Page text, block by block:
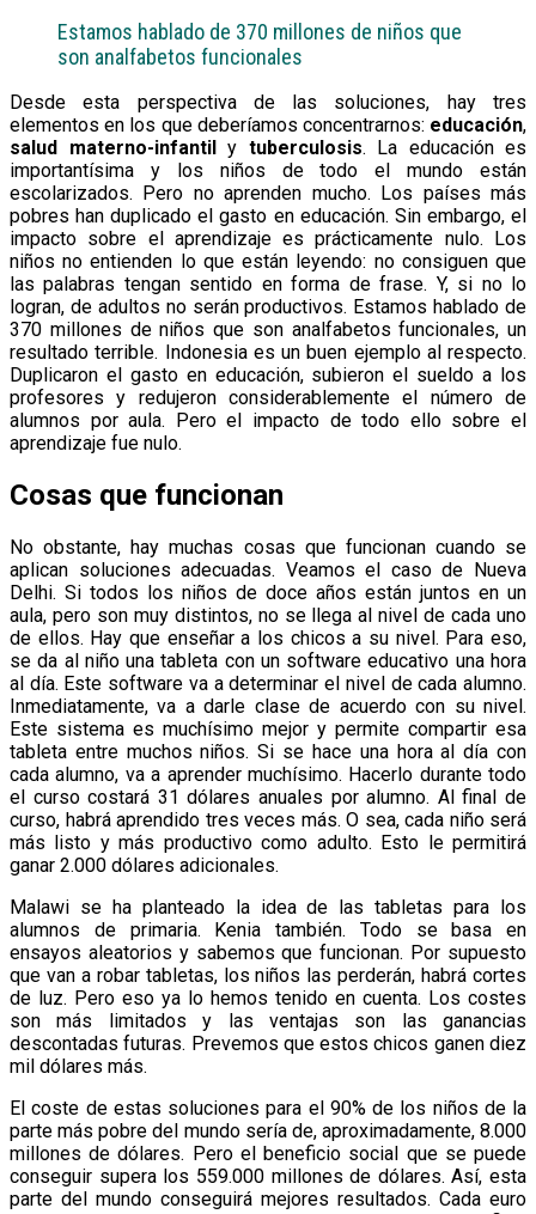
Estamos hablado de 370 millones de niños que
son analfabetos funcionales
Desde esta perspectiva de las soluciones, hay tres
elementos en los que deberíamos concentrarnos: educación,
salud materno-infantil
y tuberculosis. La educación es
importantísima y los niños de todo el mundo están
escolarizados. Pero no aprenden mucho. Los países más
pobres han duplicado el gasto en educación. Sin embargo, el
impacto sobre el aprendizaje es prácticamente nulo. Los
niños no entienden lo que están leyendo: no consiguen que
las palabras tengan sentido en forma de frase. Y, si no lo
logran, de adultos no serán productivos. Estamos hablado de
370 millones de niños que son analfabetos funcionales, un
resultado terrible. Indonesia es un buen ejemplo al respecto.
Duplicaron el gasto en educación, subieron el sueldo a los
profesores y redujeron considerablemente el número de
alumnos por aula. Pero el impacto de todo ello sobre el
aprendizaje fue nulo.
Cosas que funcionan
No obstante, hay muchas cosas que funcionan cuando se
aplican soluciones adecuadas. Veamos el caso de Nueva
Delhi. Si todos los niños de doce años están juntos en un
aula, pero son muy distintos, no se llega al nivel de cada uno
de ellos. Hay que enseñar a los chicos a su nivel. Para eso,
se da al niño una tableta con un software educativo una hora
al día. Este software va a determinar el nivel de cada alumno.
Inmediatamente, va a darle clase de acuerdo con su nivel.
Este sistema es muchísimo mejor y permite compartir esa
tableta entre muchos niños. Si se hace una hora al día con
cada alumno, va a aprender muchísimo. Hacerlo durante todo
el curso costará 31 dólares anuales por alumno. Al final de
curso, habrá aprendido tres veces más. O sea, cada niño será
más listo y más productivo como adulto. Esto le permitirá
ganar 2.000 dólares adicionales.
Malawi se ha planteado la idea de las tabletas para los
alumnos de primaria. Kenia también. Todo se basa en
ensayos aleatorios y sabemos que funcionan. Por supuesto
que van a robar tabletas, los niños las perderán, habrá cortes
de luz. Pero eso ya lo hemos tenido en cuenta. Los costes
son más limitados y las ventajas son las ganancias
descontadas futuras. Prevemos que estos chicos ganen diez
mil dólares más.
El coste de estas soluciones para el 90% de los niños de la
parte más pobre del mundo sería de, aproximadamente, 8.000
millones de dólares. Pero el beneficio social que se puede
conseguir supera los 559.000 millones de dólares. Así, esta
parte del mundo conseguirá mejores resultados. Cada euro